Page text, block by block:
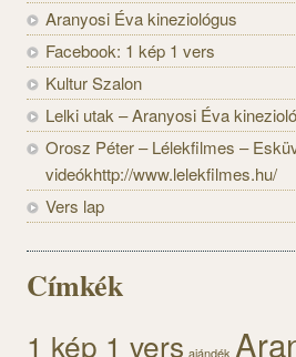
Aranyosi Éva kineziológus
Facebook: 1 kép 1 vers
Kultur Szalon
Lelki utak – Aranyosi Éva
Orosz Péter – Lélekfilmes –
videókhttp://www.lelekfilmes.hu/
Vers lap
Címkék
1 kép 1 vers ajándék